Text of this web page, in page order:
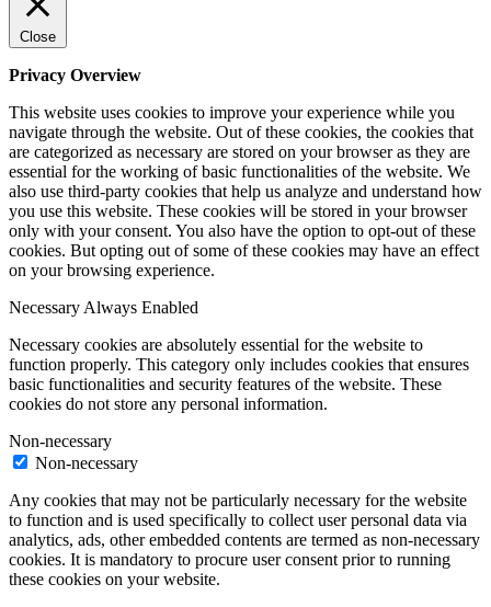
Close
Privacy Overview
This website uses cookies to improve your experience while you
navigate through the website. Out of these cookies, the cookies that
are categorized as necessary are stored on your browser as they are
essential for the working of basic functionalities of the website. We
also use third-party cookies that help us analyze and understand how
you use this website. These cookies will be stored in your browser
only with your consent. You also have the option to opt-out of these
cookies. But opting out of some of these cookies may have an effect
on your browsing experience.
Necessary Always Enabled
Necessary cookies are absolutely essential for the website to
function properly. This category only includes cookies that ensures
basic functionalities and security features of the website. These
cookies do not store any personal information.
Non-necessary
Non-necessary
Any cookies that may not be particularly necessary for the website
to function and is used specifically to collect user personal data via
analytics, ads, other embedded contents are termed as non-necessary
cookies. It is mandatory to procure user consent prior to running
these cookies on your website.